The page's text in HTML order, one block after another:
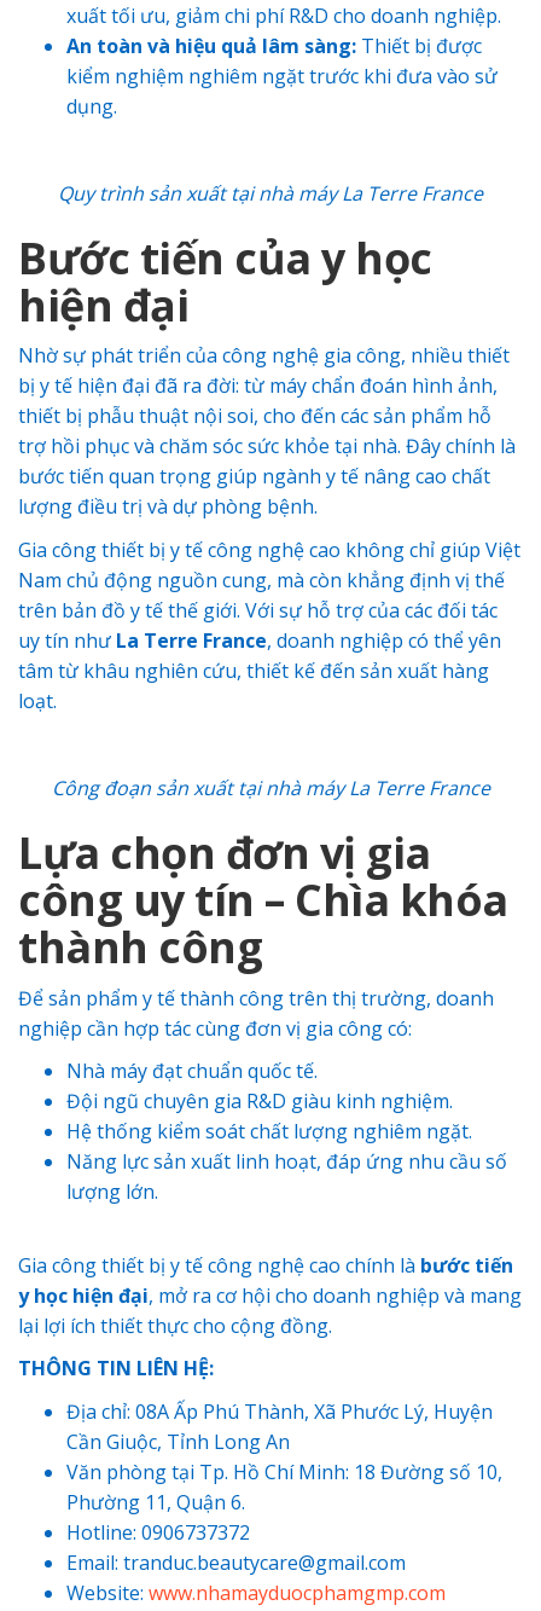
xuất tối ưu, giảm chi phí R&D cho doanh nghiệp.
An toàn và hiệu quả lâm sàng: Thiết bị được
kiểm nghiệm nghiêm ngặt trước khi đưa vào sử
dụng.
Quy trình sản xuất tại nhà máy La Terre France
Bước tiến của y học
hiện đại
Nhờ sự phát triển của công nghệ gia công, nhiều thiết
bị y tế hiện đại đã ra đời: từ máy chẩn đoán hình ảnh,
thiết bị phẫu thuật nội soi, cho đến các sản phẩm hỗ
trợ hồi phục và chăm sóc sức khỏe tại nhà. Đây chính là
bước tiến quan trọng giúp ngành y tế nâng cao chất
lượng điều trị và dự phòng bệnh.
Gia công thiết bị y tế công nghệ cao không chỉ giúp Việt
Nam chủ động nguồn cung, mà còn khẳng định vị thế
trên bản đồ y tế thế giới. Với sự hỗ trợ của các đối tác
uy tín như La Terre France, doanh nghiệp có thể yên
tâm từ khâu nghiên cứu, thiết kế đến sản xuất hàng
loạt.
Công đoạn sản xuất tại nhà máy La Terre France
Lựa chọn đơn vị gia
công uy tín – Chìa khóa
thành công
Để sản phẩm y tế thành công trên thị trường, doanh
nghiệp cần hợp tác cùng đơn vị gia công có:
Nhà máy đạt chuẩn quốc tế.
Đội ngũ chuyên gia R&D giàu kinh nghiệm.
Hệ thống kiểm soát chất lượng nghiêm ngặt.
Năng lực sản xuất linh hoạt, đáp ứng nhu cầu số
lượng lớn.
Gia công thiết bị y tế công nghệ cao chính là bước tiến
y học hiện đại, mở ra cơ hội cho doanh nghiệp và mang
lại lợi ích thiết thực cho cộng đồng.
THÔNG TIN LIÊN HỆ:
Địa chỉ: 08A Ấp Phú Thành, Xã Phước Lý, Huyện
Cần Giuộc, Tỉnh Long An
Văn phòng tại Tp. Hồ Chí Minh: 18 Đường số 10,
Phường 11, Quận 6.
Hotline: 0906737372
Email: tranduc.beautycare@gmail.com
Website: www.nhamayduocphamgmp.com